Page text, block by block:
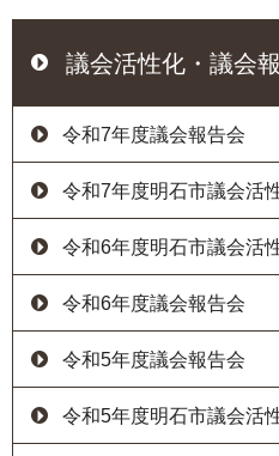
議会活性化・議会
令和7年度議会報告会
令和7年度明石市議会活
令和6年度明石市議会活
令和6年度議会報告会
令和5年度議会報告会
令和5年度明石市議会活